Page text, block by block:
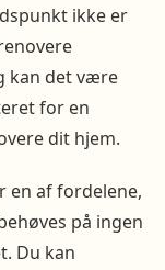
ikke er
kan det være
for en
dit hjem.
en af fordelene,
på ingen
Du kan